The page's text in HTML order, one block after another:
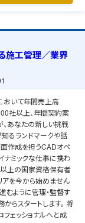
施工管理／業界
おいて年間売上高
社以上、年間契約案
あなたの新しい挑戦
るランドマークや話
面作成を担うCADオペ
ナミックな仕事に携わ
以上の国家資格保有者
アを今から始めません
むように管理・監督す
らスタートします。 将
フェッショナルへと成